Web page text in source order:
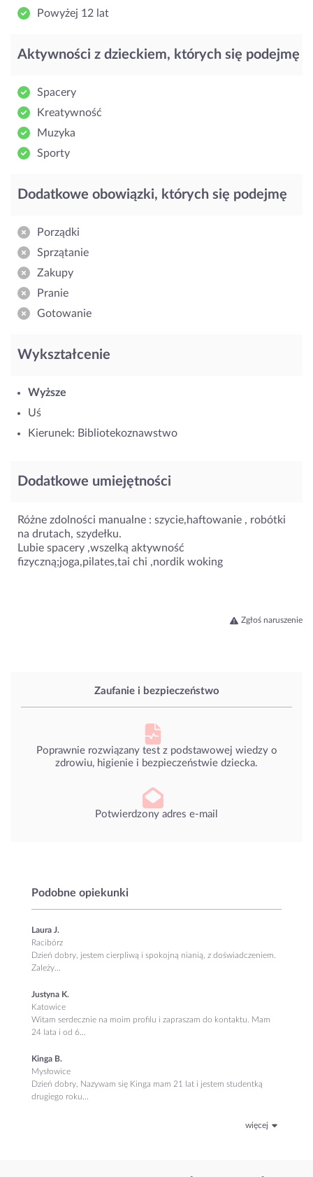
Zaufanie i bezpieczeństwo
Poprawnie rozwiązany test z podstawowej wiedzy o
zdrowiu, higienie i bezpieczeństwie dziecka.
Potwierdzony adres e-mail
Podobne opiekunki
Laura J.
Racibórz
Dzień dobry, jestem cierpliwą i spokojną nianią, z doświadczeniem.
Zależy...
Justyna K.
Katowice
Witam serdecznie na moim profilu i zapraszam do kontaktu. Mam
24 lata i od 6...
Kinga B.
Mysłowice
Dzień dobry, Nazywam się Kinga mam 21 lat i jestem studentką
drugiego roku...
więcej
Powyżej 12 lat
Aktywności z dzieckiem, których się podejmę
Spacery
Kreatywność
Muzyka
Sporty
Dodatkowe obowiązki, których się podejmę
Porządki
Sprzątanie
Zakupy
Pranie
Gotowanie
Wykształcenie
Wyższe
Uś
Kierunek: Bibliotekoznawstwo
Dodatkowe umiejętności
Różne zdolności manualne : szycie,haftowanie , robótki
na drutach, szydełku.
Lubie spacery ,wszelką aktywność
fizyczną;joga,pilates,tai chi ,nordik woking
Zgłoś naruszenie